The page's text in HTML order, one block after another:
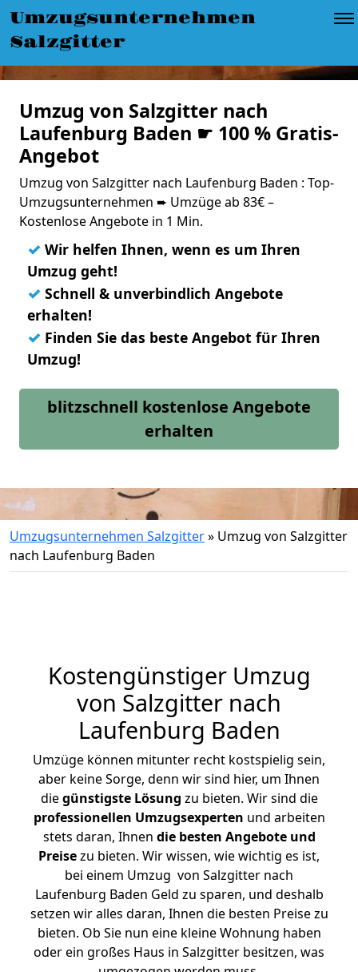
Umzugsunternehmen
Salzgitter
Umzug von Salzgitter nach
Laufenburg Baden ☛ 100 % Gratis-
Angebot
Umzug von Salzgitter nach Laufenburg Baden : Top-
Umzugsunternehmen ➨ Umzüge ab 83€ –
Kostenlose Angebote in 1 Min.
✓ Wir helfen Ihnen, wenn es um Ihren
Umzug geht!
✓ Schnell & unverbindlich Angebote
erhalten!
✓ Finden Sie das beste Angebot für Ihren
Umzug!
blitzschnell kostenlose Angebote
erhalten
Umzugsunternehmen Salzgitter» Umzug von Salzgitter
nach Laufenburg Baden
Kostengünstiger Umzug
von Salzgitter nach
Laufenburg Baden
Umzüge können mitunter recht kostspielig sein,
aber keine Sorge, denn wir sind hier, um Ihnen
diegünstigste Lösung zu bieten. Wir sind die
professionellen Umzugsexperten und arbeiten
stets daran, Ihnen die besten Angebote und
Preisezu bieten. Wir wissen, wie wichtig es ist,
bei einem Umzug von Salzgitter nach
Laufenburg Baden Geld zu sparen, und deshalb
setzen wir alles daran, Ihnen die besten Preise zu
bieten. Ob Sie nun eine kleine Wohnung haben
oder ein großes Haus in Salzgitter besitzen, was